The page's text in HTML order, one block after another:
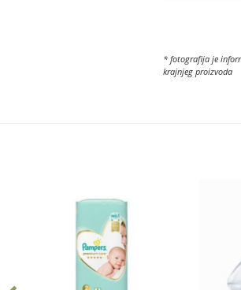
* fotografija je
krajnjeg proizvoda